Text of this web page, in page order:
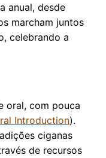
anual, desde
marcham juntos
celebrando a
oral, com pouca
Introduction).
ciganas
de recursos